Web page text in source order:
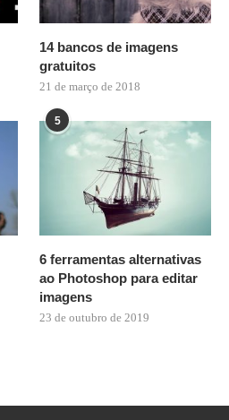
14 bancos de imagens
gratuitos
21 de março de 2018
5
6 ferramentas alternativas
ao Photoshop para editar
imagens
23 de outubro de 2019